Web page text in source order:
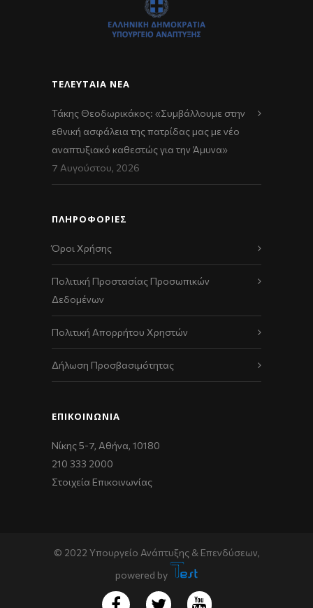
ΤΕΛΕΥΤΑΊΑ ΝΈΑ
Τάκης Θεοδωρικάκος: «Συμβάλλουμε στην
εθνική ασφάλεια της πατρίδας μας με νέο
αναπτυξιακό καθεστώς για την Άμυνα»
7 Αυγούστου, 2026
ΠΛΗΡΟΦΟΡΙΕΣ
Όροι Χρήσης
Πολιτική Προστασίας Προσωπικών
Δεδομένων
Πολιτική Απορρήτου Χρηστών
Δήλωση Προσβασιμότητας
ΕΠΙΚΟΙΝΩΝΊΑ
Νίκης 5-7, Αθήνα, 10180
210 333 2000
Στοιχεία Επικοινωνίας
© 2022 Υπουργείο Ανάπτυξης & Επενδύσεων,
powered by